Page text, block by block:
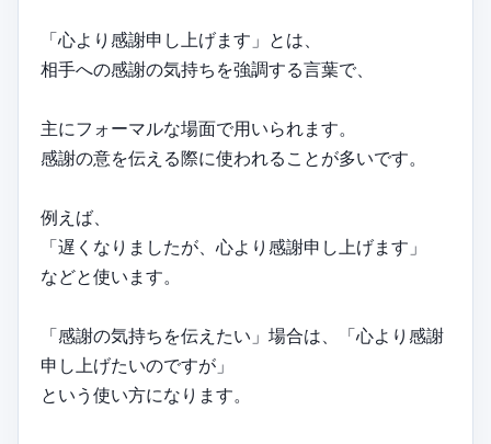
「心より感謝申し上げます」とは、
相手への感謝の気持ちを強調する言葉で、
主にフォーマルな場面で用いられます。
感謝の意を伝える際に使われることが多いです。
例えば、
「遅くなりましたが、心より感謝申し上げます」
などと使います。
「感謝の気持ちを伝えたい」場合は、「心より感謝
申し上げたいのですが」
という使い方になります。